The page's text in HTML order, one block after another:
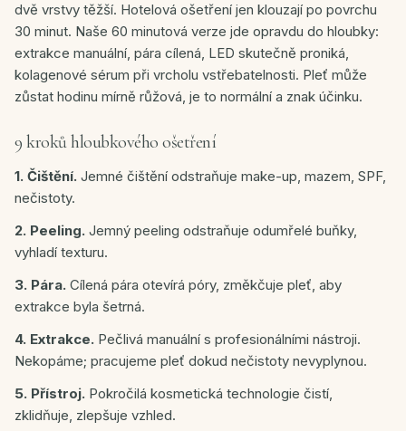
dvě vrstvy těžší. Hotelová ošetření jen klouzají po povrchu
30 minut. Naše 60 minutová verze jde opravdu do hloubky:
extrakce manuální, pára cílená, LED skutečně proniká,
kolagenové sérum při vrcholu vstřebatelnosti. Pleť může
zůstat hodinu mírně růžová, je to normální a znak účinku.
9 kroků hloubkového ošetření
1. Čištění. Jemné čištění odstraňuje make-up, mazem, SPF,
nečistoty.
2. Peeling. Jemný peeling odstraňuje odumřelé buňky,
vyhladí texturu.
3. Pára. Cílená pára otevírá póry, změkčuje pleť, aby
extrakce byla šetrná.
4. Extrakce. Pečlivá manuální s profesionálními nástroji.
Nekopáme; pracujeme pleť dokud nečistoty nevyplynou.
5. Přístroj. Pokročilá kosmetická technologie čistí,
zklidňuje, zlepšuje vzhled.